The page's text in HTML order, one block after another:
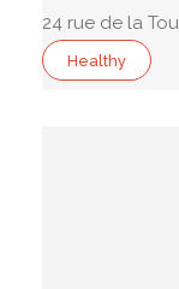
24 rue de la
Healthy